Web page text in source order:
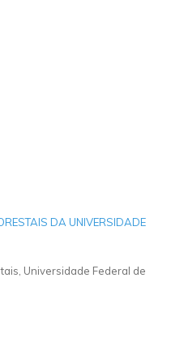
DA UNIVERSIDADE
Universidade Federal de